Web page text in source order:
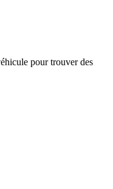
pour trouver des